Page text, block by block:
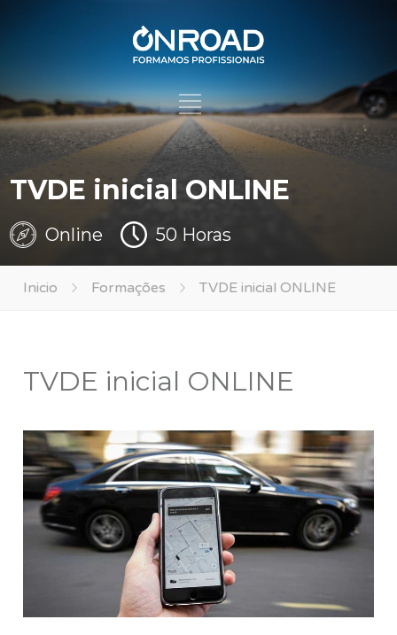
TVDE inicial ONLINE
Online 50 Horas
Inicio Formações TVDE inicial ONLINE
TVDE inicial ONLINE